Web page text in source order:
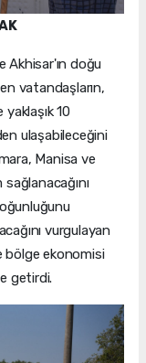
Akhisar'ın doğu
vatandaşların,
10
ulaşabileceğini
Manisa ve
vurgulayan
bölge ekonomisi
getirdi.